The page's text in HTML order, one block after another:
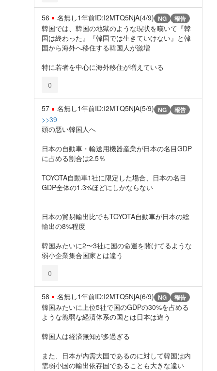
56 名無し1年前ID:I2MTQ5NjA(4/9) NG 報告
韓国では、韓国の地獄のような現状を嘆いて『韓
国は終わった』『韓国では生きていけない』と韓
国から海外へ移住する韓国人が激増
特に若者を中心に海外移住が増えている
0
57 名無し1年前ID:I2MTQ5NjA(5/9) NG 報告
>>39
頭の悪い韓国人へ
日本の自動車・輸送用機器産業が日本の名目GDP
に占める割合は2.5％
TOYOTA自動車1社に限定した場合、日本の名目
GDP全体の1.3%ほどにしかならない
日本の貿易輸出比でもTOYOTA自動車が日本の総
輸出の8%程度
韓国みたいに2〜3社に国の命運を賭けてるような
弱小企業集合国家とは違う
0
58 名無し1年前ID:I2MTQ5NjA(6/9) NG 報告
韓国みたいに上位5社で国のGDPの30%を占める
ような脆弱な経済体系の国とは日本は違う
韓国人は経済無知が多過ぎる
また、日本が内需大国であるのに対して韓国は内
需弱小国の輸出依存国であることも大きな違い